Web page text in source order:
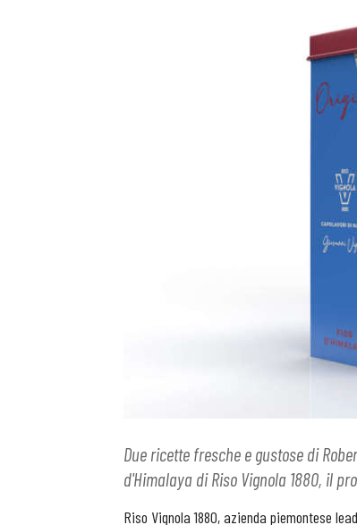
Due ricette fresche e gustose di
d'Himalaya di Riso Vignola 1880, il
Riso Vignola 1880, azienda piemontese